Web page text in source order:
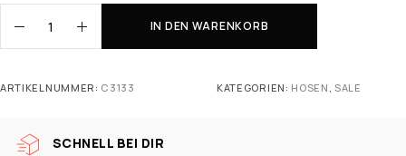
IN DEN WARENKORB
ARTIKELNUMMER: C3133 KATEGORIEN: HOSEN , SALE
SCHNELL BEI DIR